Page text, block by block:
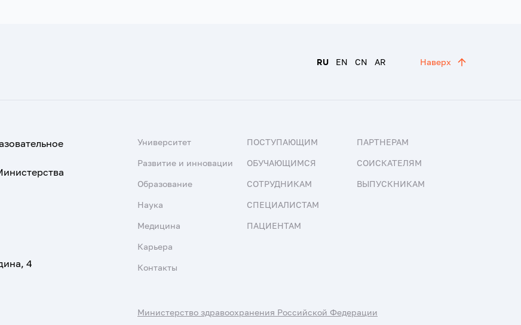
RU EN CN AR Наверх
4
Университет
Развитие и инновации
Образование
Наука
Медицина
Карьера
Контакты
ПОСТУПАЮЩИМ
ОБУЧАЮЩИМСЯ
СОТРУДНИКАМ
СПЕЦИАЛИСТАМ
ПАЦИЕНТАМ
ПАРТНЕРАМ
СОИСКАТЕЛЯМ
ВЫПУСКНИКАМ
Министерство здравоохранения Российской Федерации